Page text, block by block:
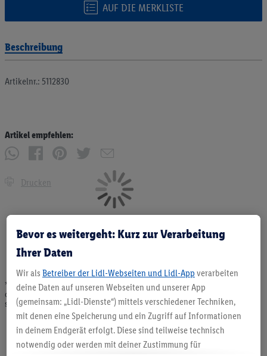
AUF DIE MERKLISTE
Beschreibung
Artikelnr.: 5112830
Artikel empfehlen:
Drucken
* Angebote solange Vorrat. Abgabe nur in haushaltsüblichen Mengen. Verkauf
ohne Dekoration. Die hier beworbenen Produkte, vor allem NonFood-Produkte,
sind nicht alle dauerhaft im Sortiment. Abbildungen ähnlich.
Bevor es weitergeht: Kurz zur Verarbeitung
Ihrer Daten
Wir als Betreiber der Lidl-Webseiten und Lidl-App verarbeiten
deine Daten auf unseren Webseiten und unserer App
(gemeinsam: „Lidl-Dienste“) mittels verschiedener Techniken,
mit denen eine Speicherung und ein Zugriff auf Informationen
in deinem Endgerät erfolgt. Diese sind teilweise technisch
notwendig oder werden mit deiner Zustimmung für